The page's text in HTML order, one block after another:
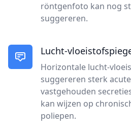
röntgenfoto kan nog
suggereren.
Lucht-
Horizontale lucht-
suggereren sterk
vastgehouden
kan wijzen op
poliepen.